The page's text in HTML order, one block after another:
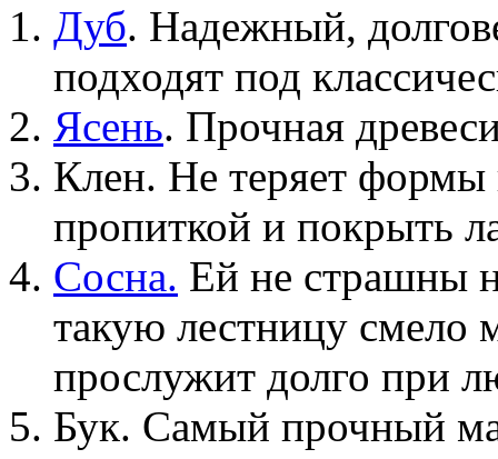
Дуб. Надежный,
подходят под
Ясень. Прочная
Клен. Не теряет формы
пропиткой и покрыть
Сосна. Ей не страшны
такую лестницу смело
прослужит долго при
Бук. Самый прочный